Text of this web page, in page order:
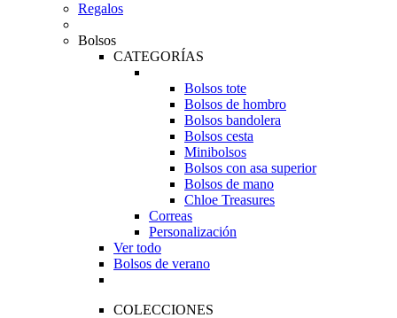
Regalos
Bolsos
CATEGORÍAS
Bolsos tote
Bolsos de hombro
Bolsos bandolera
Bolsos cesta
Minibolsos
Bolsos con asa superior
Bolsos de mano
Chloe Treasures
Correas
Personalización
Ver todo
Bolsos de verano
COLECCIONES